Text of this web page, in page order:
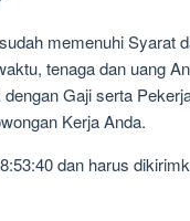
memenuhi Syarat
tenaga dan uang
Gaji serta
Kerja Anda.
dan harus